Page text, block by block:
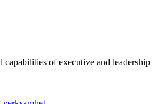
capabilities of executive and leadership